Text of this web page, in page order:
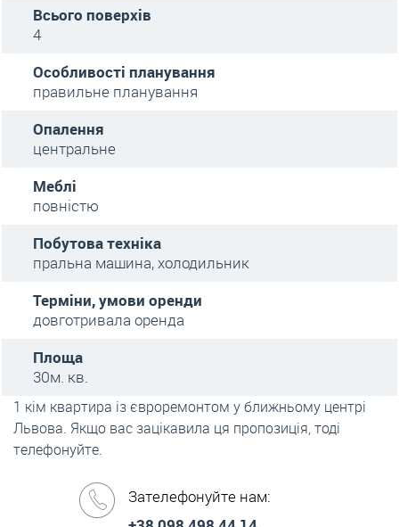
Всього поверхів
4
Особливості планування
правильне планування
Опалення
центральне
Меблі
повністю
Побутова техніка
пральна машина, холодильник
Терміни, умови оренди
довготривала оренда
Площа
30м. кв.
1 кім квартира із євроремонтом у ближньому центрі
Львова. Якщо вас зацікавила ця пропозиція, тоді
телефонуйте.
Зателефонуйте нам: